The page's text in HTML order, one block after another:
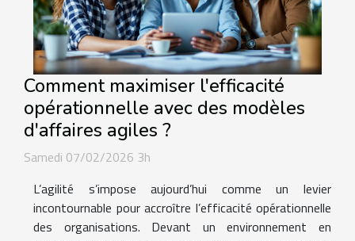
Comment maximiser l'efficacité
opérationnelle avec des modèles
d'affaires agiles ?
Samedi 07/02/2026 3h
L’agilité s’impose aujourd’hui comme un levier
incontournable pour accroître l’efficacité opérationnelle
des organisations. Devant un environnement en